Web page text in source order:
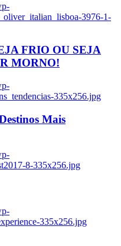
3976-1-
FRIO OU SEJA
MORNO!
335x256.jpg
Mais
8-335x256.jpg
335x256.jpg